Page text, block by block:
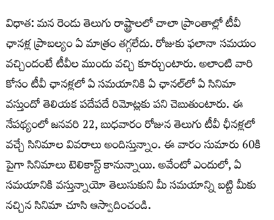
విధాత‌: మ‌న రెండు తెలుగు రాష్ట్రాల‌లో చాలా ప్రాంతాల్లో టీవీ
ఛాన‌ళ్ల‌ ప్రాబ‌ల్యం ఏ మాత్రం త‌గ్గ‌లేదు. రోజుకు ఫ‌లానా స‌మ‌యం
వ‌చ్చిందంటే టీవీల ముందు వ‌చ్చి కూర్చుంటారు. అలాంటి వారి
కోసం టీవీ ఛాన‌ళ్ల‌లో ఏ స‌మ‌యానికి ఏ ఛాన‌ల్‌లో ఏ సినిమా
వ‌స్తుందో తెలియ‌క ప‌దేప‌దే రిమోట్ల‌కు ప‌ని చెబుతుంటారు. ఈ
నేప‌థ్యంలో జ‌న‌వ‌రి 22, బుధ‌వారం రోజున తెలుగు టీవీ ఛీన‌ళ్ల‌లో
వ‌చ్చే సినిమాల వివ‌రాలు అందిస్తున్నాం. ఈ వారం సుమారు 60కి
పైగా సినిమాలు టెలికాస్ట్ కానున్నాయి. అవేంటో ఎందులో, ఏ
స‌మ‌యానికి వ‌స్తున్నాయో తెలుసుకుని మీ స‌మ‌యాన్ని బ‌ట్టి మీకు
న‌చ్చిన సినిమా చూసి ఆస్వాదించండి.